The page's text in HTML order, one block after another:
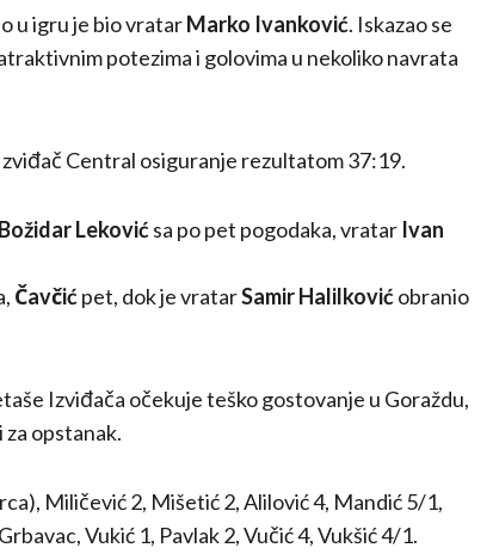
u igru je bio vratarMarko Ivanković. Iskazao se
potezima i golovima u nekoliko navrata
Central osiguranje rezultatom 37:19.
Božidar Lekovićsa po pet pogodaka, vratar Ivan
Čavčićpet, dok je vratarSamir Halilkovićobranio
Izviđača očekuje teško gostovanje u Goraždu,
za opstanak.
Miličević 2, Mišetić 2, Alilović 4, Mandić 5/1,
Vukić 1, Pavlak 2, Vučić 4, Vukšić 4/1.